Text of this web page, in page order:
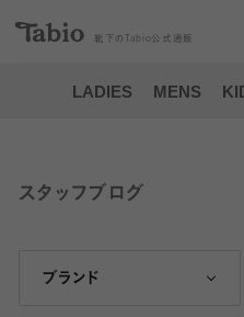
靴下の Tabio 公式通販
LADIES MENS
スタッフブログ
ブランド